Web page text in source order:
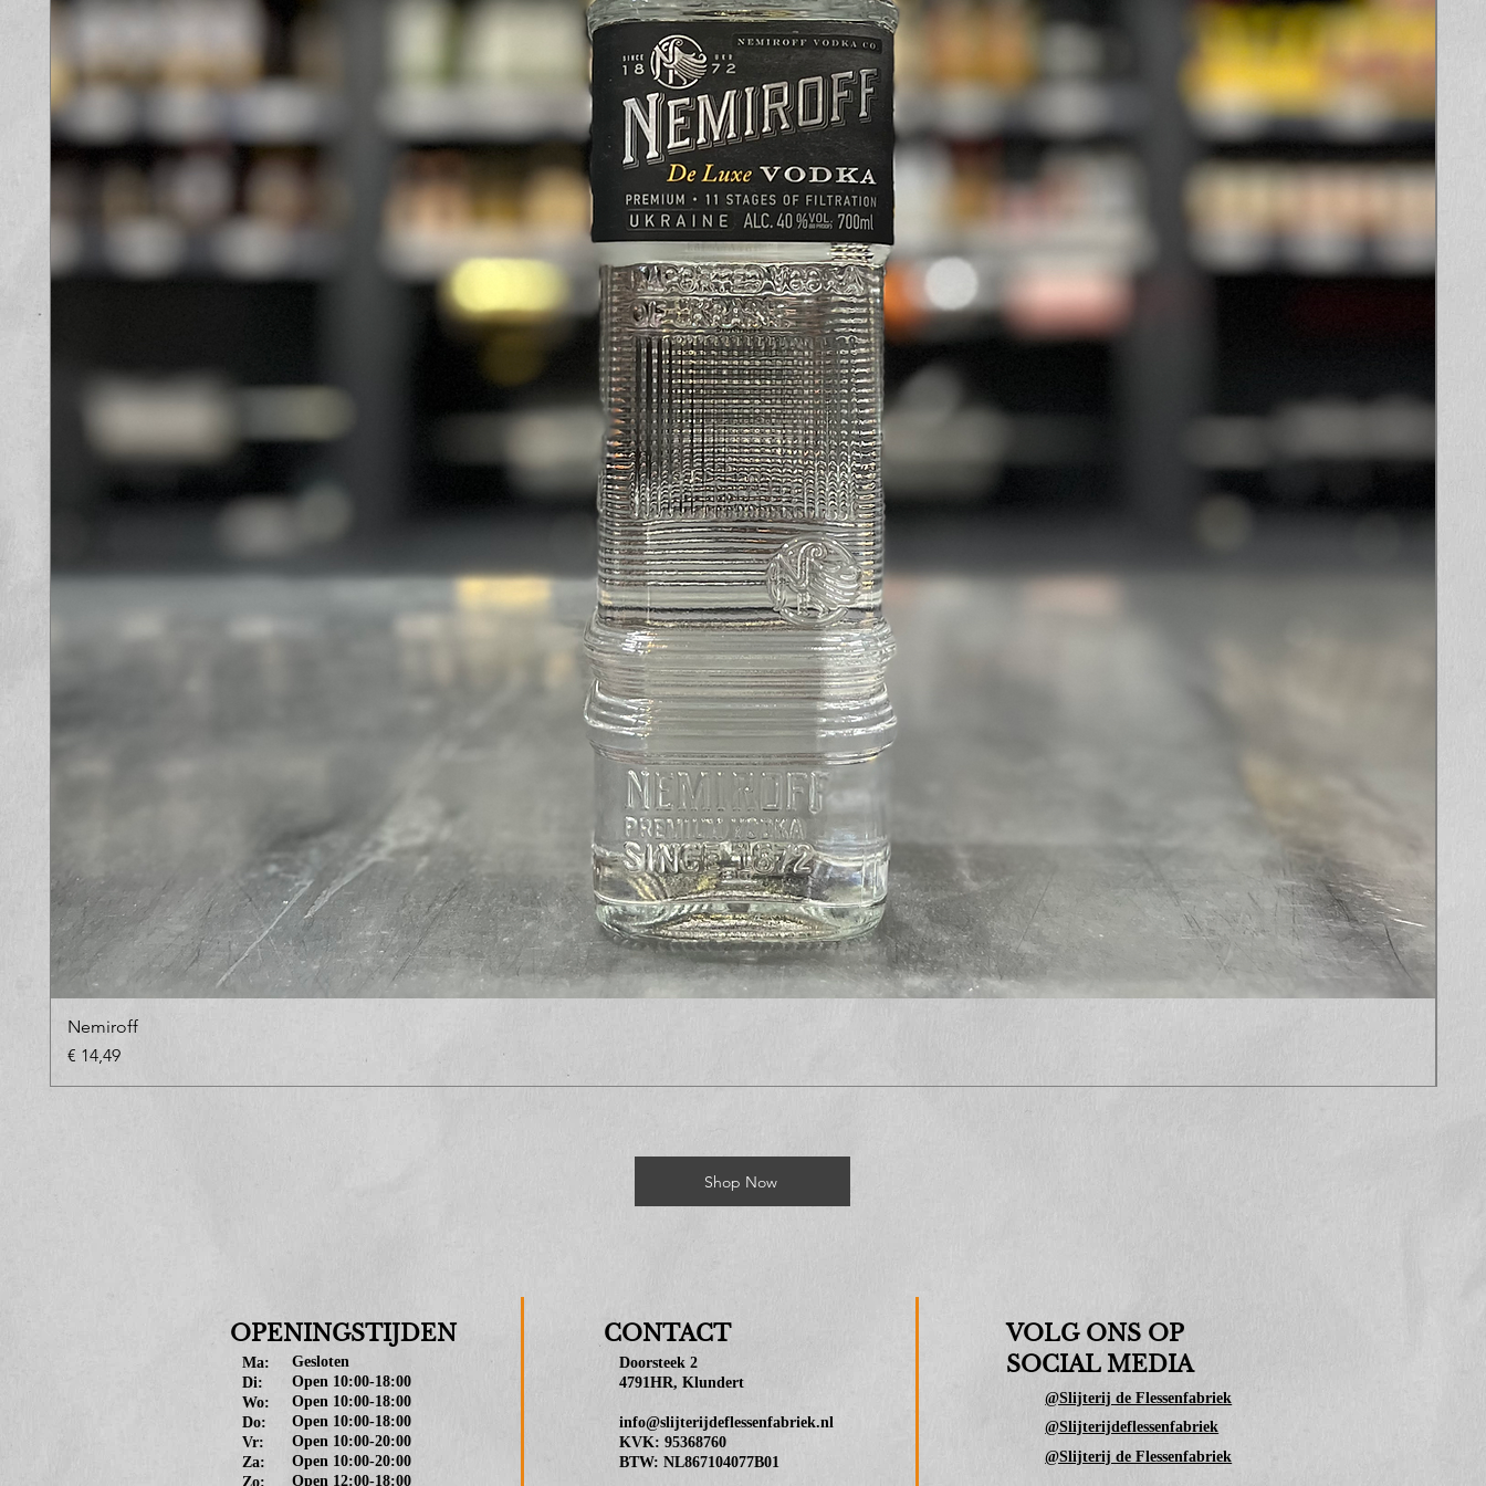
Nemiroff
Prijs
€ 14,49
Shop Now
OPENINGSTIJDEN
Ma:
Di:
Wo:
Do:
Vr:
Za:
Zo:
Gesloten
Open 10:00-18:00
Open 10:00-18:00
Open 10:00-18:00
Open 10:00-20:00
Open 10:00-20:00
Open 12:00-18:00
CONTACT
Doorsteek 2
4791HR, Klundert
info@slijterijdeflessenfabriek.nl
KVK: 95368760
BTW: NL867104077B01
VOLG ONS OP
SOCIAL MEDIA
@Slijterij de Flessenfabriek
@Slijterijdeflessenfabriek
@Slijterij de Flessenfabriek